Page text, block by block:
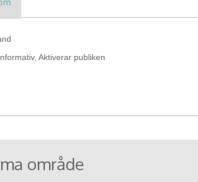
Aktiverar publiken
område